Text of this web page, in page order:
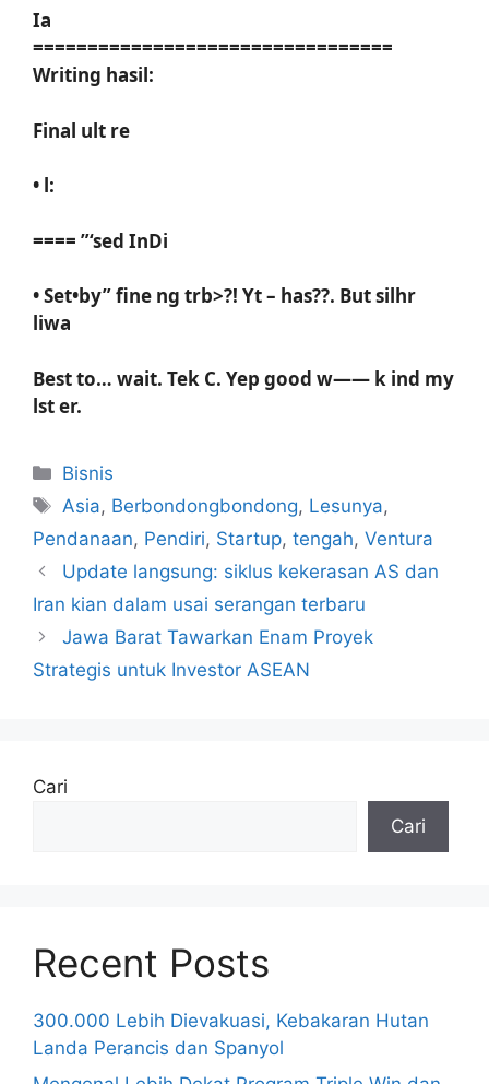
Ia
=================================
Writing hasil:
Final ult re
• l:
==== ”‘sed InDi
• Set•by” fine ng trb>?! Yt – has??. But silhr
liwa
Best to… wait. Tek C. Yep good w—— k ind my
lst er.
Kategori
Bisnis
Tag
Asia, Berbondongbondong, Lesunya,
Pendanaan, Pendiri, Startup, tengah, Ventura
Update langsung: siklus kekerasan AS dan
Iran kian dalam usai serangan terbaru
Jawa Barat Tawarkan Enam Proyek
Strategis untuk Investor ASEAN
Cari
Cari
Recent Posts
300.000 Lebih Dievakuasi, Kebakaran Hutan
Landa Perancis dan Spanyol